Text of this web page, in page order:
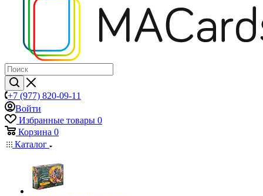
+7 (977) 820-09-11
Войти
Избранные товары 0
Корзина 0
Каталог